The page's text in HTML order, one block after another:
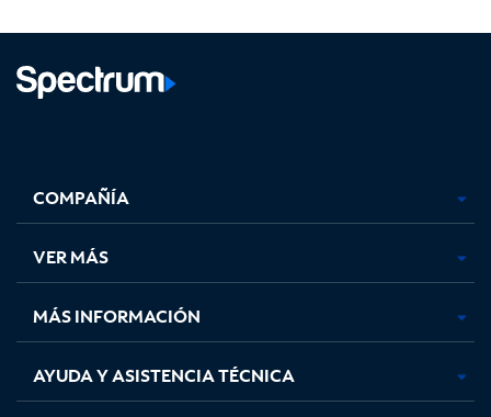
abre
en
pestaña
nueva
abre
en
pestaña
nueva
abre
en
pestaña
nueva
en
nueva
COMPAÑÍA
VER MÁS
MÁS INFORMACIÓN
AYUDA Y ASISTENCIA TÉCNICA